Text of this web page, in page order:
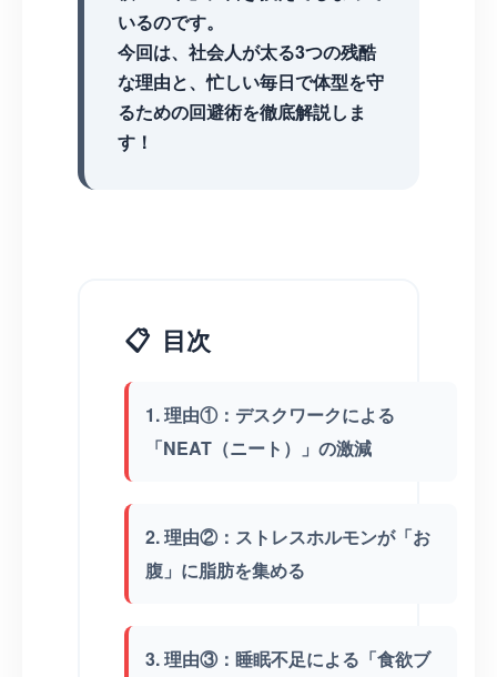
いるのです。
今回は、社会人が太る3つの残酷
な理由と、忙しい毎日で体型を守
るための回避術を徹底解説しま
す！
📋 目次
1. 理由①：デスクワークによる
「NEAT（ニート）」の激減
2. 理由②：ストレスホルモンが「お
腹」に脂肪を集める
3. 理由③：睡眠不足による「食欲ブ